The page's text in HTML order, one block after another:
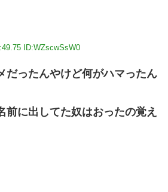
ID:WZscwSsW0
だったんやけど何がハマったん
前に出してた奴はおったの覚え